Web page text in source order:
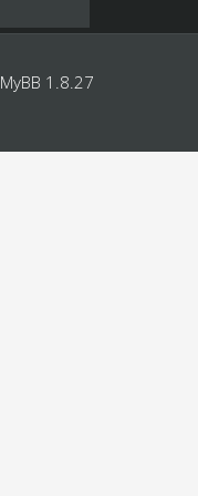
MyBB 1.8.27